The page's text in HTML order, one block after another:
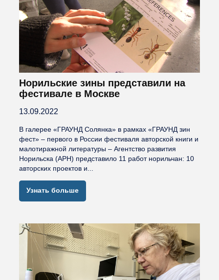
Норильские зины представили на
фестивале в Москве
13.09.2022
В галерее «ГРАУНД Солянка» в рамках «ГРАУНД зин
фест» – первого в России фестиваля авторской книги и
малотиражной литературы – Агентство развития
Норильска (АРН) представило 11 работ норильчан: 10
авторских проектов и...
Узнать больше